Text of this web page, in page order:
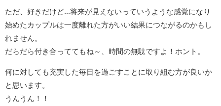
ただ、好きだけど...将来が見えないっていうような感覚になり
始めたカップルは一度離れた方がいい結果につながるのかもし
れません。
だらだら付き合っててもね～、時間の無駄ですよ！ホント。
何に対しても充実した毎日を過ごすことに取り組む方が良いか
と思います。
うんうん！！